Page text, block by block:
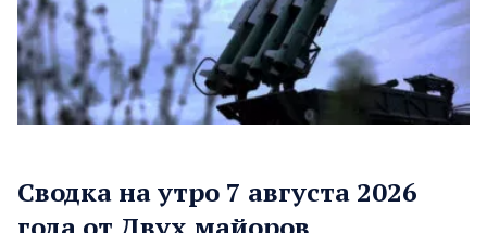
Сводка на утро 7 августа 2026